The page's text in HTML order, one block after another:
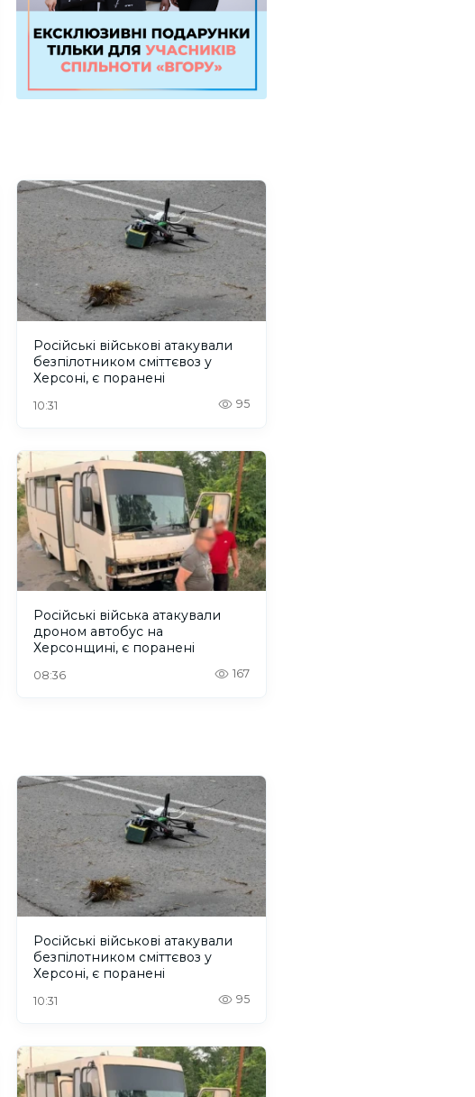
Російські військові атакували
безпілотником сміттєвоз у
Херсоні, є поранені
10:31 95
Російські війська атакували
дроном автобус на
Херсонщині, є поранені
08:36 167
Російські військові атакували
безпілотником сміттєвоз у
Херсоні, є поранені
10:31 95